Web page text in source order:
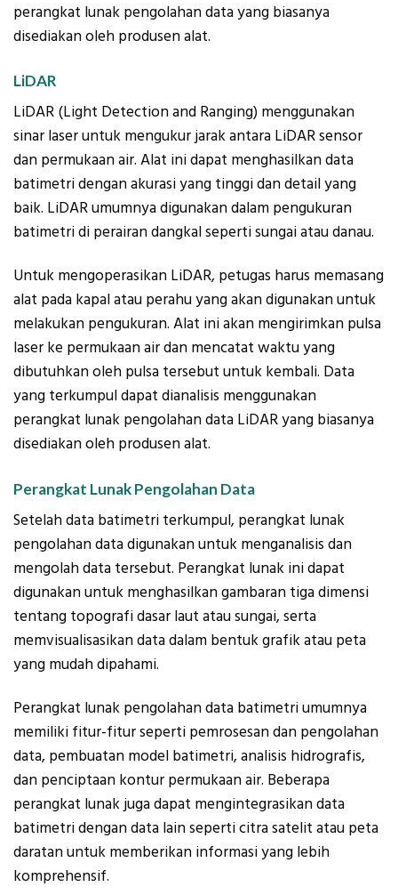
perangkat lunak pengolahan data yang biasanya
disediakan oleh produsen alat.
LiDAR
LiDAR (Light Detection and Ranging) menggunakan
sinar laser untuk mengukur jarak antara LiDAR sensor
dan permukaan air. Alat ini dapat menghasilkan data
batimetri dengan akurasi yang tinggi dan detail yang
baik. LiDAR umumnya digunakan dalam pengukuran
batimetri di perairan dangkal seperti sungai atau danau.
Untuk mengoperasikan LiDAR, petugas harus memasang
alat pada kapal atau perahu yang akan digunakan untuk
melakukan pengukuran. Alat ini akan mengirimkan pulsa
laser ke permukaan air dan mencatat waktu yang
dibutuhkan oleh pulsa tersebut untuk kembali. Data
yang terkumpul dapat dianalisis menggunakan
perangkat lunak pengolahan data LiDAR yang biasanya
disediakan oleh produsen alat.
Perangkat Lunak Pengolahan Data
Setelah data batimetri terkumpul, perangkat lunak
pengolahan data digunakan untuk menganalisis dan
mengolah data tersebut. Perangkat lunak ini dapat
digunakan untuk menghasilkan gambaran tiga dimensi
tentang topografi dasar laut atau sungai, serta
memvisualisasikan data dalam bentuk grafik atau peta
yang mudah dipahami.
Perangkat lunak pengolahan data batimetri umumnya
memiliki fitur-fitur seperti pemrosesan dan pengolahan
data, pembuatan model batimetri, analisis hidrografis,
dan penciptaan kontur permukaan air. Beberapa
perangkat lunak juga dapat mengintegrasikan data
batimetri dengan data lain seperti citra satelit atau peta
daratan untuk memberikan informasi yang lebih
komprehensif.